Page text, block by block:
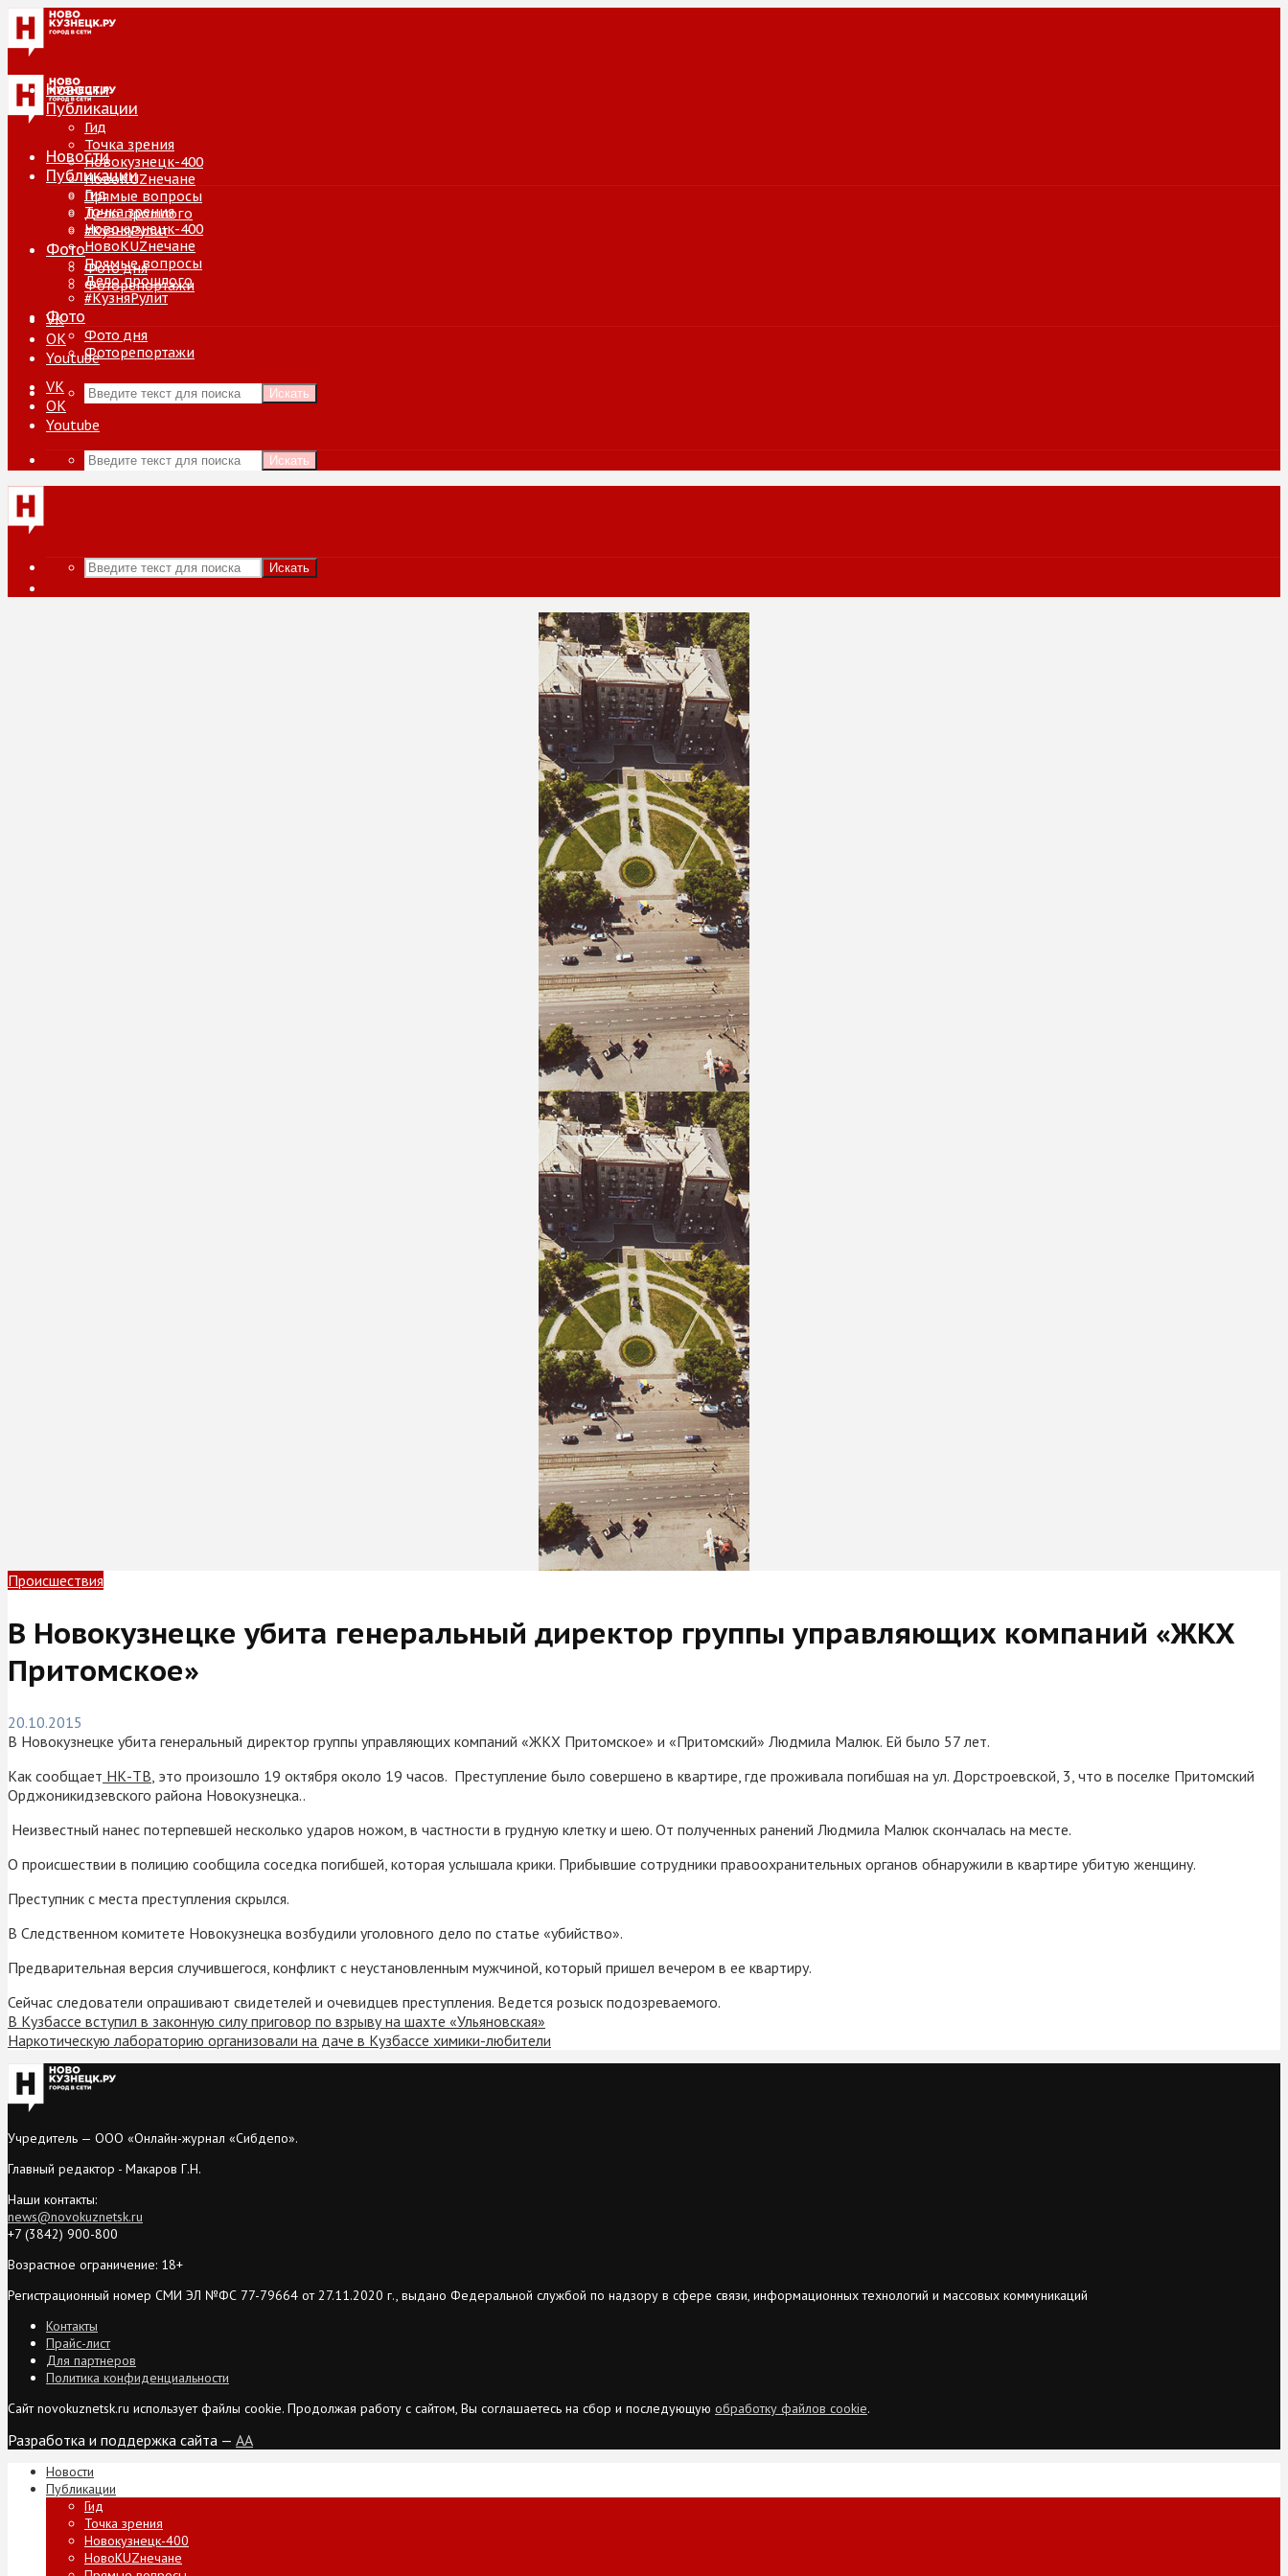
Новости
Публикации
Гид
Точка зрения
Новокузнецк-400
НовоKUZнечане
Прямые вопросы
Дело прошлого
#КузняРулит
Фото
Фото дня
Фоторепортажи
VK
ОК
Youtube
Искать
Новости
Публикации
Гид
Точка зрения
Новокузнецк-400
НовоKUZнечане
Прямые вопросы
Дело прошлого
#КузняРулит
Фото
Фото дня
Фоторепортажи
VK
ОК
Youtube
Искать
Искать
Происшествия
В Новокузнецке убита генеральный директор группы управляющих компаний «ЖКХ
Притомское»
20.10.2015
В Новокузнецке убита генеральный директор группы управляющих компаний «ЖКХ Притомское» и «Притомский» Людмила Малюк. Ей было 57 лет.
Как сообщает НК-ТВ , это произошло 19 октября около 19 часов. Преступление было совершено в квартире, где проживала погибшая на ул. Дорстроевской, 3, что в поселке Притомский
Орджоникидзевского района Новокузнецка..
Неизвестный нанес потерпевшей несколько ударов ножом, в частности в грудную клетку и шею. От полученных ранений Людмила Малюк скончалась на месте.
О происшествии в полицию сообщила соседка погибшей, которая услышала крики. Прибывшие сотрудники правоохранительных органов обнаружили в квартире убитую женщину.
Преступник с места преступления скрылся.
В Следственном комитете Новокузнецка возбудили уголовного дело по статье «убийство».
Предварительная версия случившегося, конфликт с неустановленным мужчиной, который пришел вечером в ее квартиру.
Сейчас следователи опрашивают свидетелей и очевидцев преступления. Ведется розыск подозреваемого.
В Кузбассе вступил в законную силу приговор по взрыву на шахте «Ульяновская»
Наркотическую лабораторию организовали на даче в Кузбассе химики-любители
Учредитель — ООО «Онлайн-журнал «Сибдепо».
Главный редактор - Макаров Г.Н.
Наши контакты:
news@novokuznetsk.ru
+7 (3842) 900-800
Возрастное ограничение: 18+
Регистрационный номер СМИ ЭЛ №ФС 77-79664 от 27.11.2020 г., выдано Федеральной службой по надзору в сфере связи, информационных технологий и массовых коммуникаций
Контакты
Прайс-лист
Для партнеров
Политика конфиденциальности
Сайт novokuznetsk.ru использует файлы cookie. Продолжая работу с сайтом, Вы соглашаетесь на сбор и последующую обработку файлов cookie.
Разработка и поддержка сайта — AA
Новости
Публикации
Гид
Точка зрения
Новокузнецк-400
НовоKUZнечане